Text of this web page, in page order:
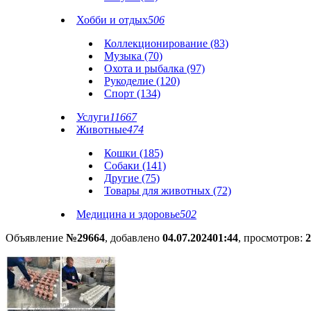
Хобби и отдых506
Коллекционирование (83)
Музыка (70)
Охота и рыбалка (97)
Рукоделие (120)
Спорт (134)
Услуги11667
Животные474
Кошки (185)
Собаки (141)
Другие (75)
Товары для животных (72)
Медицина и здоровье502
Объявление №29664, добавлено 04.07.202401:44, просмотров: